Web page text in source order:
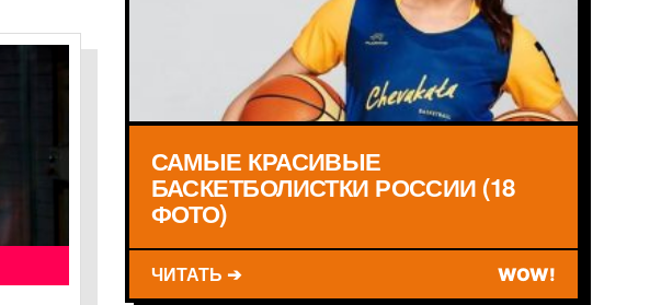
САМЫЕ КРАСИВЫЕ
БАСКЕТБОЛИСТКИ РОССИИ (18
ФОТО)
ЧИТАТЬ ➔ WOW!